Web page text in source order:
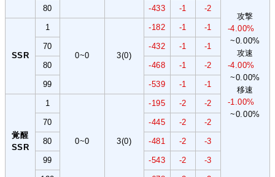
攻撃
-4.00%
~0.00%
攻速
-4.00%
~0.00%
移速
-1.00%
~0.00%
80 -433 -1 -2
SSR
1
0~0 3(0)
-182 -1 -1
70 -432 -1 -1
80 -468 -1 -2
99 -539 -1 -1
覚醒
SSR
1
0~0 3(0)
-195 -2 -2
70 -445 -2 -2
80 -481 -2 -3
99 -543 -2 -3